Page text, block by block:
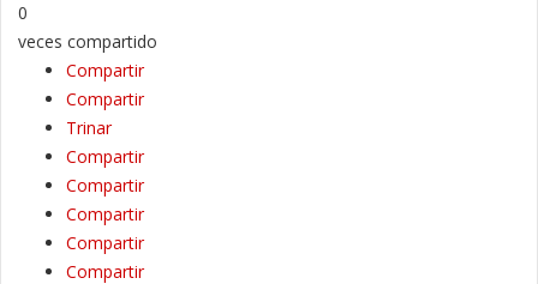
0
veces compartido
Compartir
Compartir
Trinar
Compartir
Compartir
Compartir
Compartir
Compartir